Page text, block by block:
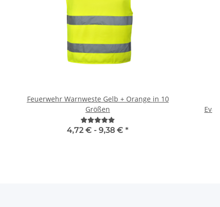
Feuerwehr Warnweste Gelb + Orange in 10
Größen
4,72 € - 9,38 € *